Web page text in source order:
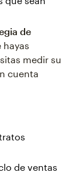
de
hayas
medir su
cuenta
de ventas